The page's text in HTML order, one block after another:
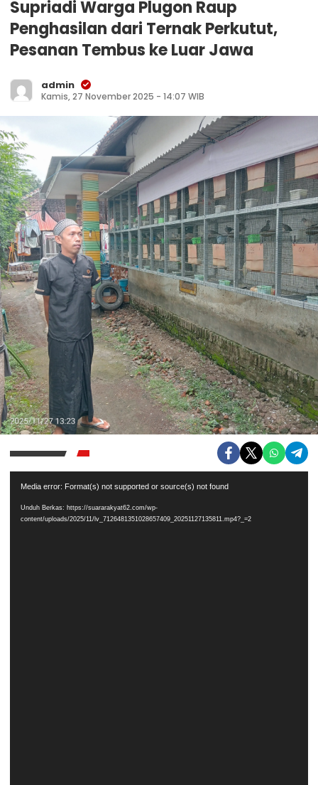
Supriadi Warga Plugon Raup
Penghasilan dari Ternak Perkutut,
Pesanan Tembus ke Luar Jawa
admin
Kamis, 27 November 2025 - 14:07 WIB
Media error: Format(s) not supported or source(s) not found
Unduh Berkas: https://suararakyat62.com/wp-
content/uploads/2025/11/lv_7126481351028657409_20251127135811.mp4?_=2